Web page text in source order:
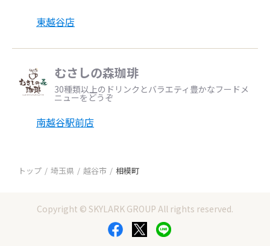
東越谷店
むさしの森珈琲
30種類以上のドリンクとバラエティ豊かなフードメ
ニューをどうぞ
南越谷駅前店
トップ 埼玉県 越谷市 相模町
Copyright © SKYLARK GROUP All rights reserved.